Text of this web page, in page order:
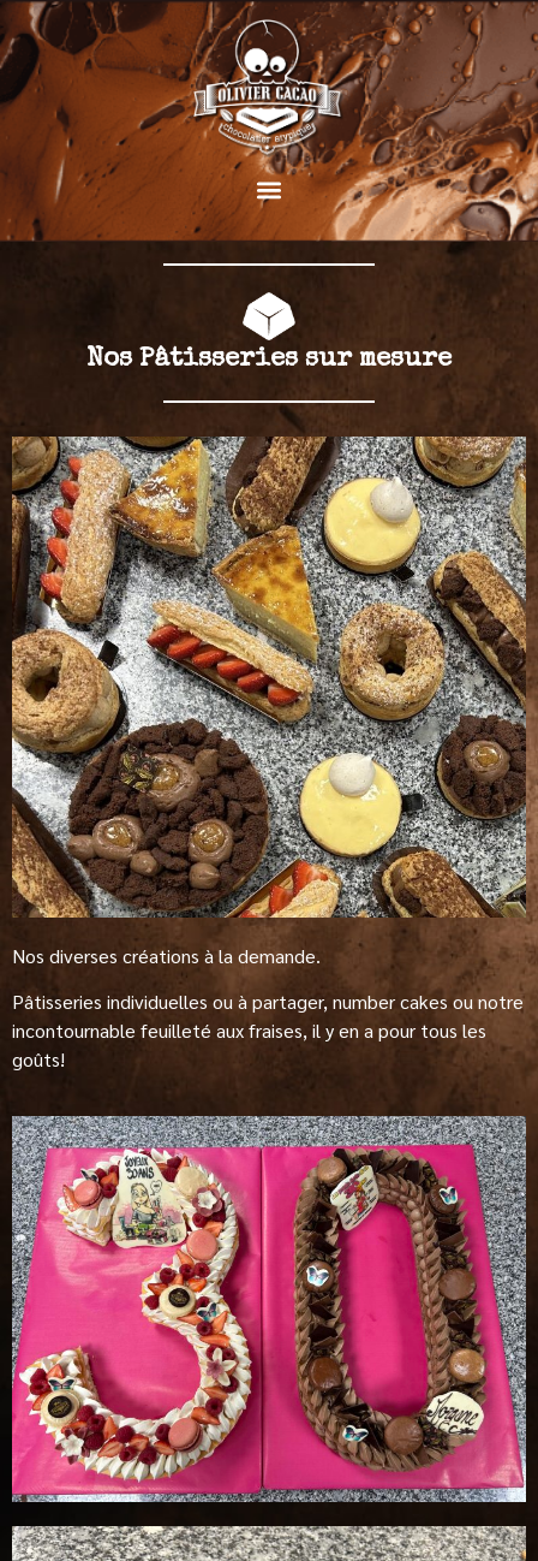
Nos Pâtisseries sur mesure
Nos diverses créations à la demande.
Pâtisseries individuelles ou à partager, number cakes ou notre
incontournable feuilleté aux fraises, il y en a pour tous les
goûts!